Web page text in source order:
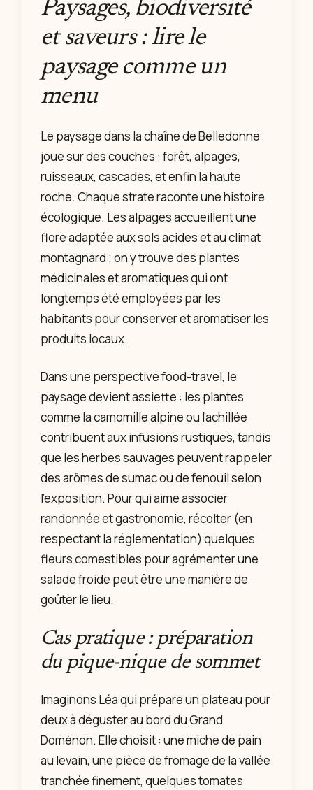
Paysages, biodiversité
et saveurs : lire le
paysage comme un
menu
Le paysage dans la chaîne de Belledonne
joue sur des couches : forêt, alpages,
ruisseaux, cascades, et enfin la haute
roche. Chaque strate raconte une histoire
écologique. Les alpages accueillent une
flore adaptée aux sols acides et au climat
montagnard ; on y trouve des plantes
médicinales et aromatiques qui ont
longtemps été employées par les
habitants pour conserver et aromatiser les
produits locaux.
Dans une perspective food-travel, le
paysage devient assiette : les plantes
comme la camomille alpine ou l’achillée
contribuent aux infusions rustiques, tandis
que les herbes sauvages peuvent rappeler
des arômes de sumac ou de fenouil selon
l’exposition. Pour qui aime associer
randonnée et gastronomie, récolter (en
respectant la réglementation) quelques
fleurs comestibles pour agrémenter une
salade froide peut être une manière de
goûter le lieu.
Cas pratique : préparation
du pique-nique de sommet
Imaginons Léa qui prépare un plateau pour
deux à déguster au bord du Grand
Domènon. Elle choisit : une miche de pain
au levain, une pièce de fromage de la vallée
tranchée finement, quelques tomates